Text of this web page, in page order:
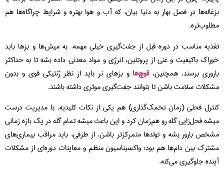
بزغاله‌ها در فصل بهار به دنیا بیان، که آب و هوا بهتره و شرایط چراگاه‌ها هم
مطلوب‌تره.
تغذیه مناسب در دوره قبل از جفت‌گیری خیلی مهمه. به میش‌ها و بزها باید
خوراک باکیفیت و غنی از پروتئین، انرژی و مواد معدنی داده بشه تا به حداکثر
باروری برسند. همچنین،قوچ‌هاو بزهای نر باید از نظر ژنتیکی قوی و بدون
مشکلات سلامت باشن تا بتوانند جفت‌گیری موثری داشته باشند.
کنترل فحلی (زمان تخمک‌گذاری) هم یکی از نکات کلیدیه. با مدیریت درست
میشه فحل‌زایی گله رو هم‌زمان کرد و این باعث میشه تمام گله در یک بازه زمانی
مشخص بارور بشه و تولدها متمرکزتر باشن. از طرفی، باید مراقب بیماری‌های
مشترک بین دام‌ها هم بود؛ واکسیناسیون منظم و معاینات دوره‌ای از مشکلات
آینده جلوگیری می‌کنه.